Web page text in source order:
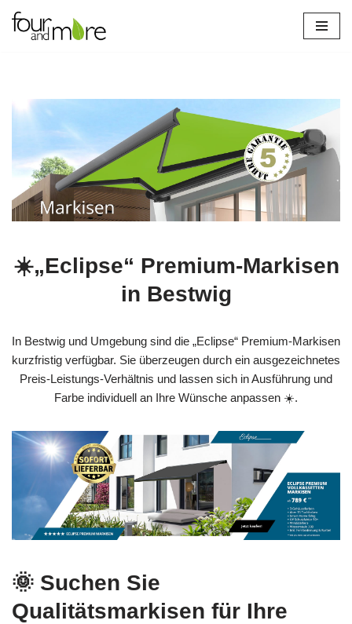
Zum
☀️„Eclipse“ Premium-Markisen
in Bestwig
In Bestwig und Umgebung sind die „Eclipse“ Premium-Markisen
kurzfristig verfügbar. Sie überzeugen durch ein ausgezeichnetes
Preis‑Leistungs‑Verhältnis und lassen sich in Ausführung und
Farbe individuell an Ihre Wünsche anpassen ☀️.
🌞 Suchen Sie
Qualitätsmarkisen für Ihre